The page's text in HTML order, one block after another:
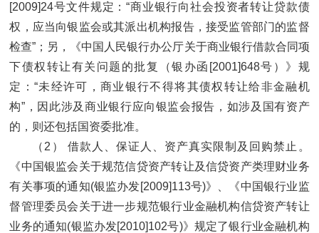
[2009]24号文件规定：“商业银行向社会投资者转让贷款债
权，应当向银监会或其派出机构报告，接受监管部门的监督
检查”；另，《中国人民银行办公厅关于商业银行借款合同项
下债权转让有关问题的批复（银办函[2001]648号）》规
定：“未经许可，商业银行不得将其债权转让给非金融机
构”，因此涉及商业银行应向银监会报告，如涉及国有资产
的，则还包括国资委批准。
（2） 借款人、保证人、资产真实限制及回购禁止。
《中国银监会关于规范信贷资产转让及信贷资产类理财业务
有关事项的通知(银监办发[2009]113号)》、《中国银行业监
督管理委员会关于进一步规范银行业金融机构信贷资产转让
业务的通知(银监办发[2010]102号)》规定了银行业金融机构